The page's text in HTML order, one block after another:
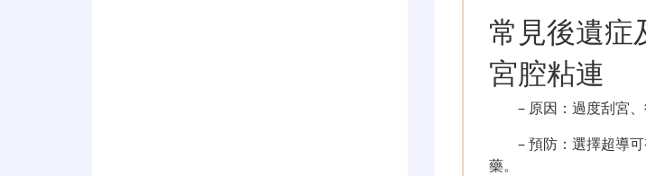
常見後遺症
宮腔粘連
– 原因：過度刮宮、
– 預防：選擇超導
藥。